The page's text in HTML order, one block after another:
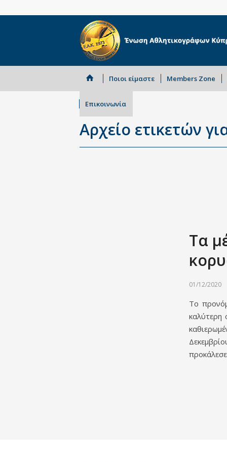
Ποιοι είμαστε Members Zone
Επικοινωνία
Αρχείο ετικετών
Τα
01/12/2020
Το
καλύτερη